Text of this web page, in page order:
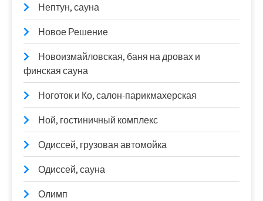
Нептун, сауна
Новое Решение
Новоизмайловская, баня на дровах и
финская сауна
Ноготок и Ко, салон-парикмахерская
Ной, гостиничный комплекс
Одиссей, грузовая автомойка
Одиссей, сауна
Олимп